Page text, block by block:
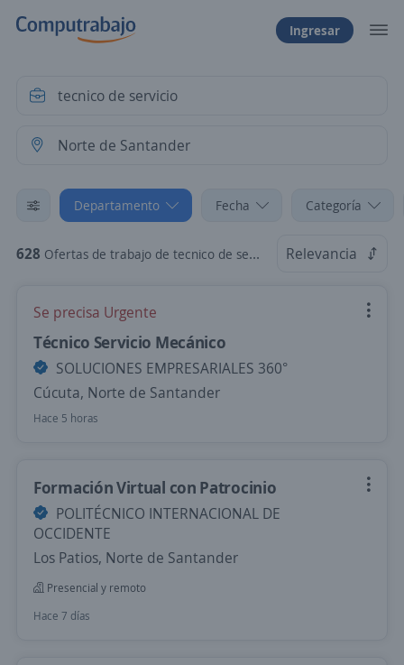
Ingresar
Departamento Fecha Categoría
628 Ofertas de trabajo de tecnico de servicio en Norte de Santander Relevancia
Se precisa Urgente
Técnico Servicio Mecánico
SOLUCIONES EMPRESARIALES 360°
Cúcuta, Norte de Santander
Hace 5 horas
Formación Virtual con Patrocinio
POLITÉCNICO INTERNACIONAL DE
OCCIDENTE
Los Patios, Norte de Santander
Presencial y remoto
Hace 7 días